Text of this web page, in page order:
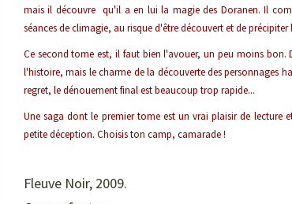
mais il découvre qu'il a en lui la magie des Doranen. Il
séances de climagie, au risque d'être découvert et de
Ce second tome est, il faut bien l'avouer, un peu moins bon.
l'histoire, mais le charme de la découverte des personnages
regret, le dénouement final est beaucoup trop rapide...
Une saga dont le premier tome est un vrai plaisir de lecture
petite déception. Choisis ton camp, camarade !
Fleuve Noir, 2009.